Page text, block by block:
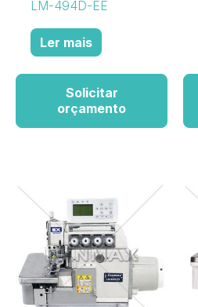
LM-494D-EE
Ler mais
Solicitar
orçamento